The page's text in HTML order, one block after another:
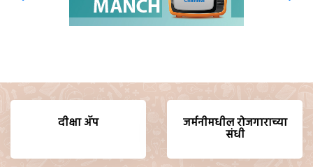
दीक्षा ॲप जर्मनीमधील रोजगाराच्या
संधी